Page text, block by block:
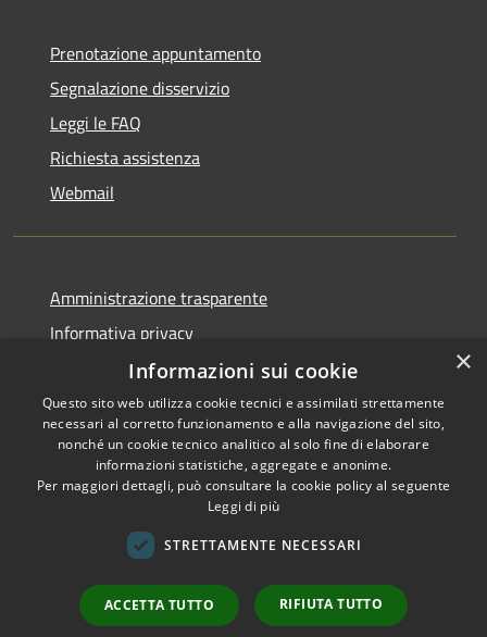
Prenotazione appuntamento
Segnalazione disservizio
Leggi le FAQ
Richiesta assistenza
Webmail
Amministrazione trasparente
Informativa privacy
Dichiarazione di accessibilità
Whistleblowing - segnalazione illeciti
Copyright © 2026 • Comune di
Municipium•
Accesso
redazione
×
Informazioni sui cookie
Questo sito web utilizza cookie tecnici e assimilati strettamente
necessari al corretto funzionamento e alla navigazione del sito,
nonché un cookie tecnico analitico al solo fine di elaborare
informazioni statistiche, aggregate e anonime.
Per maggiori dettagli, può consultare la cookie policy al seguente
Leggi di più
STRETTAMENTE NECESSARI
ACCETTA TUTTO RIFIUTA TUTTO